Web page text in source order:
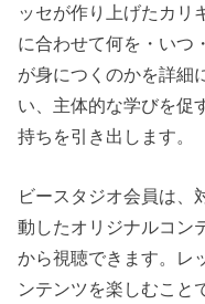
ッセが作り上げたカリ
に合わせて何を・いつ
が身につくのかを詳細
い、主体的な学びを促
持ちを引き出します。
ビースタジオ会員は、
動したオリジナルコン
から視聴できます。レ
ンテンツを楽しむこと